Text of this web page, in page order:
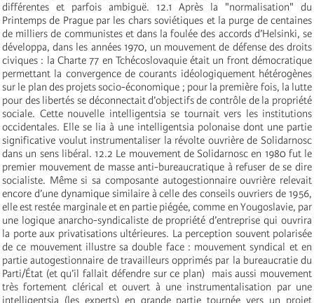
différentes et parfois ambiguë. 12.1 Après la "normalisation" du
Printemps de Prague par les chars soviétiques et la purge de centaines
de milliers de communistes et dans la foulée des accords d’Helsinki, se
développa, dans les années 1970, un mouvement de défense des droits
civiques : la Charte 77 en Tchécoslovaquie était un front démocratique
permettant la convergence de courants idéologiquement hétérogènes
sur le plan des projets socio-économique ; pour la première fois, la lutte
pour des libertés se déconnectait d’objectifs de contrôle de la propriété
sociale. Cette nouvelle intelligentsia se tournait vers les institutions
occidentales. Elle se lia à une intelligentsia polonaise dont une partie
significative voulut instrumentaliser la révolte ouvrière de Solidarnosc
dans un sens libéral. 12.2 Le mouvement de Solidarnosc en 1980 fut le
premier mouvement de masse anti-bureaucratique à refuser de se dire
socialiste. Même si sa composante autogestionnaire ouvrière relevait
encore d’une dynamique similaire à celle des conseils ouvriers de 1956,
elle est restée marginale et en partie piégée, comme en Yougoslavie, par
une logique anarcho-syndicaliste de propriété d’entreprise qui ouvrira
la porte aux privatisations ultérieures. La perception souvent polarisée
de ce mouvement illustre sa double face : mouvement syndical et en
partie autogestionnaire de travailleurs opprimés par la bureaucratie du
Parti/État (et qu’il fallait défendre sur ce plan) ­ mais aussi mouvement
très fortement clérical et ouvert à une instrumentalisation par une
intelligentsia (les experts) en grande partie tournée vers un projet